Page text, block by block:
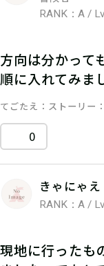
RANK：A /
方向は分かって
順に入れてみま
てごたえ ストーリー
0
きゃにゃえ
RANK：A /
現地に行ったも